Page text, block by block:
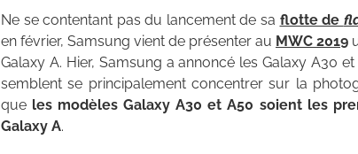
Ne se contentant pas du lancement de sa flotte de
en février, Samsung vient de présenter au MWC 2019
Galaxy A. Hier, Samsung a annoncé les Galaxy A30
semblent se principalement concentrer sur la
que les modèles Galaxy A30 et A50 soient les
Galaxy A.